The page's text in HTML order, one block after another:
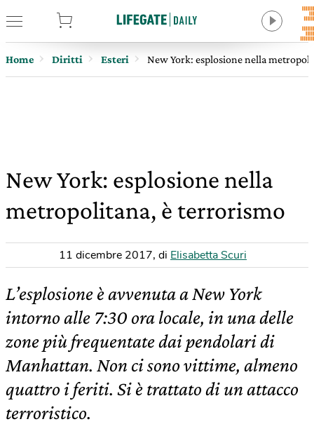
Home Diritti Esteri New York: esplosione nella
New York: esplosione nella
metropolitana, è terrorismo
11 dicembre 2017, di Elisabetta Scuri
L’esplosione è avvenuta a New York
intorno alle 7:30 ora locale, in una delle
zone più frequentate dai pendolari di
Manhattan. Non ci sono vittime, almeno
quattro i feriti. Si è trattato di un attacco
terroristico.